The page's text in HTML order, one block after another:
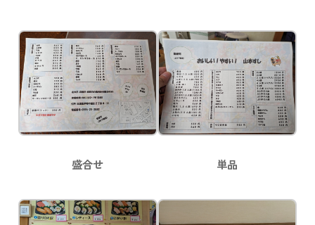
盛合せ 単品